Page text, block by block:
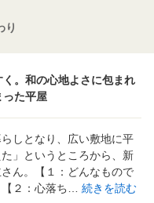
り
。和の心地よさに包まれ
った平屋
しとなり、広い敷地に平
」というところから、新
ん。【１：どんなもので
２：心落ち… 続きを読む